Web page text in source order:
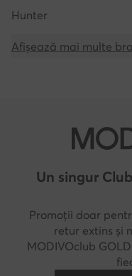
Hunter
Afișează mai multe
Un singur
Promoții doar
retur extins și
MODIVOclub